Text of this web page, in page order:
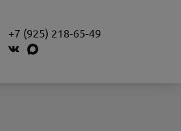
+7 (925) 218-65-49